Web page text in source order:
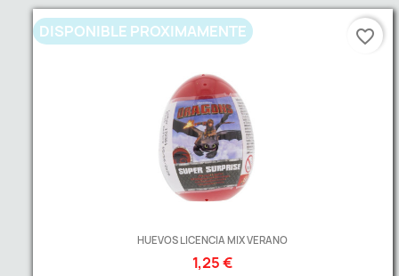
HUEVOS LICENCIA MIX VERANO
1,25 €
DISPONIBLE PROXIMAMENTE favorite_border